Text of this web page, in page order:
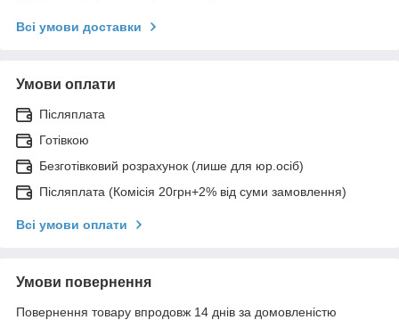
Всі умови доставки
Умови оплати
Післяплата
Готівкою
Безготівковий розрахунок (лише для юр.осіб)
Післяплата (Комісія 20грн+2% від суми замовлення)
Всі умови оплати
Умови повернення
Повернення товару впродовж 14 днів за домовленістю